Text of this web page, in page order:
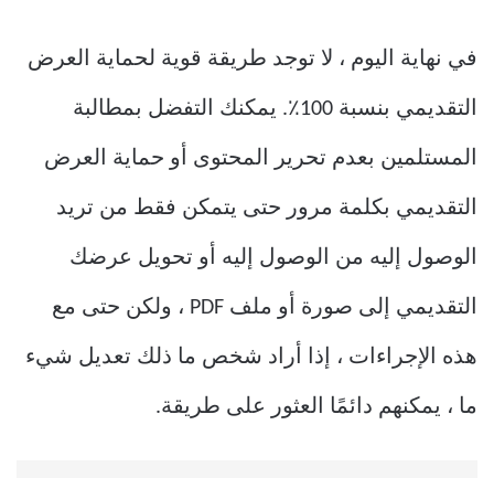
في نهاية اليوم ، لا توجد طريقة قوية لحماية العرض
التقديمي بنسبة 100٪. يمكنك التفضل بمطالبة
المستلمين بعدم تحرير المحتوى أو حماية العرض
التقديمي بكلمة مرور حتى يتمكن فقط من تريد
الوصول إليه من الوصول إليه أو تحويل عرضك
التقديمي إلى صورة أو ملف PDF ، ولكن حتى مع
هذه الإجراءات ، إذا أراد شخص ما ذلك تعديل شيء
ما ، يمكنهم دائمًا العثور على طريقة.